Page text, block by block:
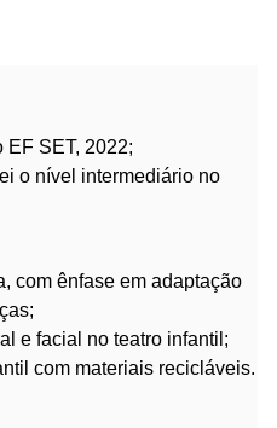
EF SET, 2022;
o nível intermediário no
com ênfase em adaptação
e facial no teatro infantil;
com materiais recicláveis.